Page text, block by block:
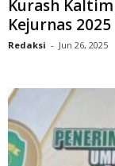
Kurash
Kejurnas 2025
Redaksi - Jun 26, 2025